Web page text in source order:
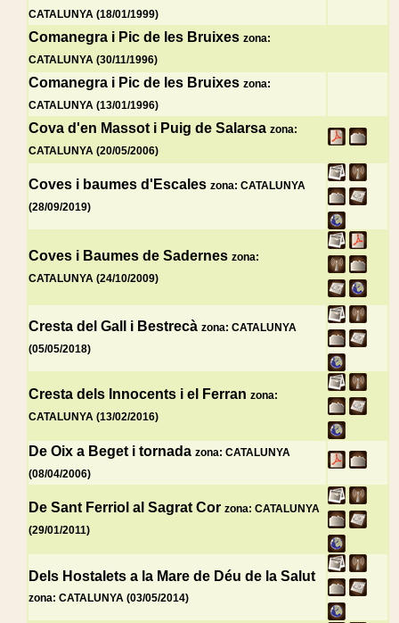
CATALUNYA (18/01/1999)
Comanegra i Pic de les Bruixes zona:
CATALUNYA (30/11/1996)
Comanegra i Pic de les Bruixes zona:
CATALUNYA (13/01/1996)
Cova d'en Massot i Puig de Salarsa zona:
CATALUNYA (20/05/2006)
Coves i baumes d'Escales zona: CATALUNYA
(28/09/2019)
Coves i Baumes de Sadernes zona:
CATALUNYA (24/10/2009)
Cresta del Gall i Bestrecà zona: CATALUNYA
(05/05/2018)
Cresta dels Innocents i el Ferran zona:
CATALUNYA (13/02/2016)
De Oix a Beget i tornada zona: CATALUNYA
(08/04/2006)
De Sant Ferriol al Sagrat Cor zona: CATALUNYA
(29/01/2011)
Dels Hostalets a la Mare de Déu de la Salut
zona: CATALUNYA (03/05/2014)